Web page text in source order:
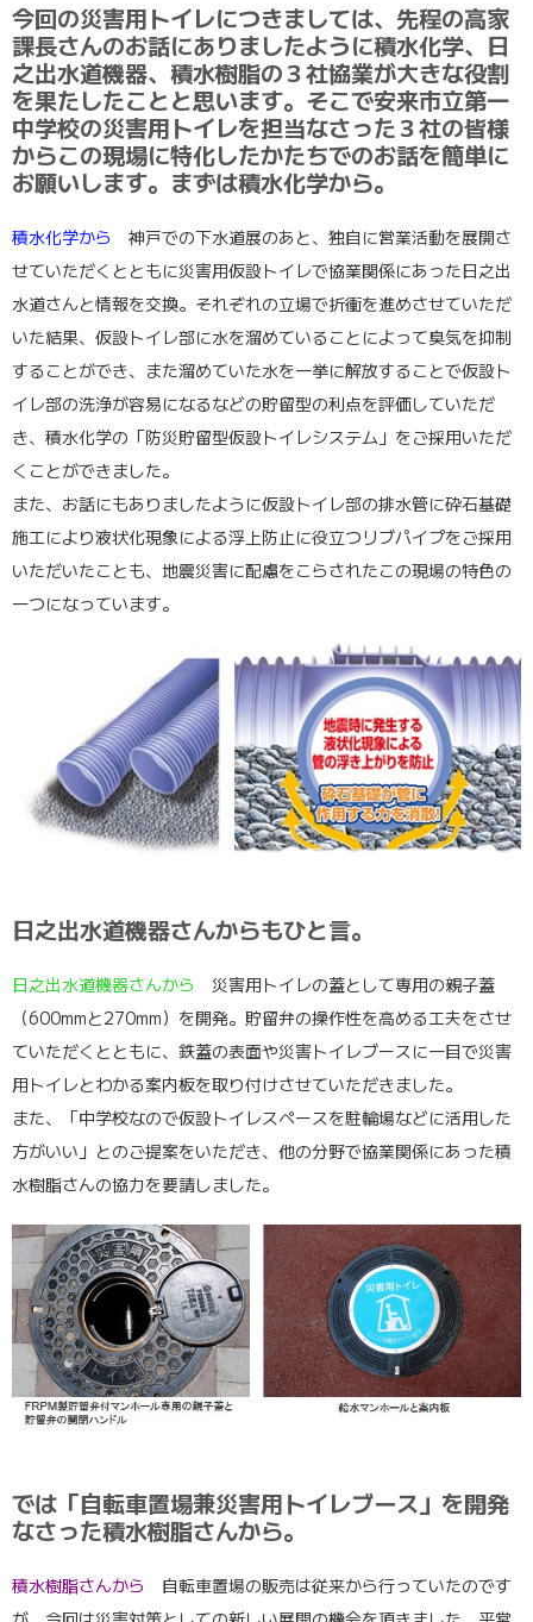
今回の災害用トイレにつきましては、先程の高家
課長さんのお話にありましたように積水化学、日
之出水道機器、積水樹脂の３社協業が大きな役割
を果たしたことと思います。そこで安来市立第一
中学校の災害用トイレを担当なさった３社の皆様
からこの現場に特化したかたちでのお話を簡単に
お願いします。まずは積水化学から。
積水化学から 神戸での下水道展のあと、独自に営業活動を展開さ
せていただくとともに災害用仮設トイレで協業関係にあった日之出
水道さんと情報を交換。それぞれの立場で折衝を進めさせていただ
いた結果、仮設トイレ部に水を溜めていることによって臭気を抑制
することができ、また溜めていた水を一挙に解放することで仮設ト
イレ部の洗浄が容易になるなどの貯留型の利点を評価していただ
き、積水化学の「防災貯留型仮設トイレシステム」をご採用いただ
くことができました。
また、お話にもありましたように仮設トイレ部の排水管に砕石基礎
施工により液状化現象による浮上防止に役立つリブパイプをご採用
いただいたことも、地震災害に配慮をこらされたこの現場の特色の
一つになっています。
日之出水道機器さんからもひと言。
日之出水道機器さんから 災害用トイレの蓋として専用の親子蓋
（600mmと270mm）を開発。貯留弁の操作性を高める工夫をさせ
ていただくとともに、鉄蓋の表面や災害トイレブースに一目で災害
用トイレとわかる案内板を取り付けさせていただきました。
また、「中学校なので仮設トイレスペースを駐輪場などに活用した
方がいい」とのご提案をいただき、他の分野で協業関係にあった積
水樹脂さんの協力を要請しました。
では「自転車置場兼災害用トイレブース」を開発
なさった積水樹脂さんから。
積水樹脂さんから 自転車置場の販売は従来から行っていたのです